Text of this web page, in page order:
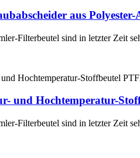
aus
Filterbeutel sind in letzter Zeit
und Hochtemperatur-
Filterbeutel sind in letzter Zeit